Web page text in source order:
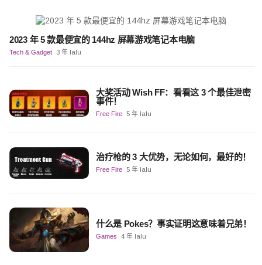
2023 年 5 款最便宜的 144hz 屏幕游戏笔记本电脑
Tech & Gadget 3 年 lalu
大奖活动 Wish FF：看看这 3 个最佳泄密
事件！
Free Fire 5 年 lalu
治疗枪的 3 大优势，无论如何，最好的！
Free Fire 5 年 lalu
什么是 Pokes？事实证明这意味着兄弟！
Games 4 年 lalu